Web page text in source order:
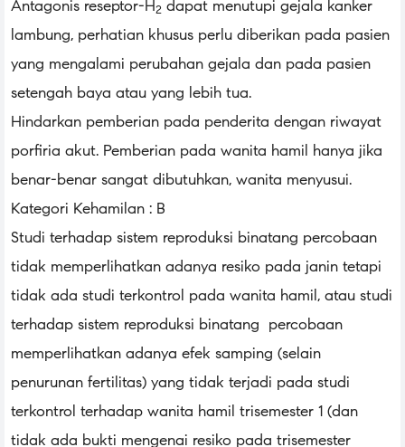
Antagonis reseptor-H2 dapat menutupi gejala kanker
lambung, perhatian khusus perlu diberikan pada pasien
yang mengalami perubahan gejala dan pada pasien
setengah baya atau yang lebih tua.
Hindarkan pemberian pada penderita dengan riwayat
porfiria akut. Pemberian pada wanita hamil hanya jika
benar-benar sangat dibutuhkan, wanita menyusui.
Kategori Kehamilan : B
Studi terhadap sistem reproduksi binatang percobaan
tidak memperlihatkan adanya resiko pada janin tetapi
tidak ada studi terkontrol pada wanita hamil, atau studi
terhadap sistem reproduksi binatang percobaan
memperlihatkan adanya efek samping (selain
penurunan fertilitas) yang tidak terjadi pada studi
terkontrol terhadap wanita hamil trisemester 1 (dan
tidak ada bukti mengenai resiko pada trisemester